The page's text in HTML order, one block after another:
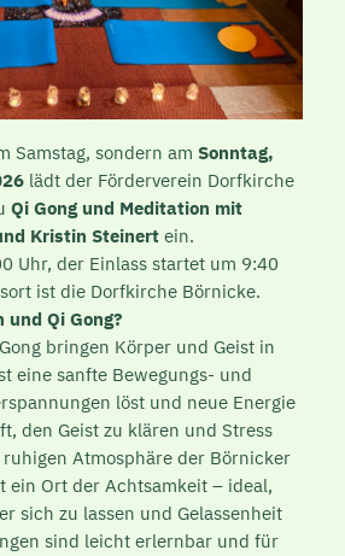
Samstag, sondern am Sonntag,
lädt der Förderverein Dorfkirche
Qi Gongund Meditation mit
Kristin Steinertein.
Uhr, der Einlass startet um 9:40
ist die Dorfkirche Börnicke.
und Qi Gong?
Gongbringen Körper und Geist in
eine sanfte Bewegungs- und
löst und neue Energie
den Geist zu klären und Stress
Atmosphäre der Börnicker
ein Ort der Achtsamkeit – ideal,
sich zu lassen und Gelassenheit
sind leicht erlernbar und für